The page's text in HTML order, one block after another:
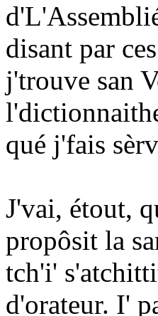
disant par
j'trouve san
qué j'fais
J'vai, étout,
propôsit la
tch'i'
d'orateur. I'